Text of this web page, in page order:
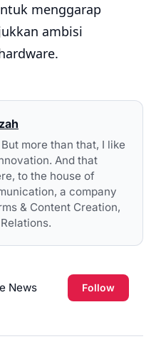
menggarap
ambisi
more than that, I like
And that
to the house of
a company
& Content Creation,
News Follow